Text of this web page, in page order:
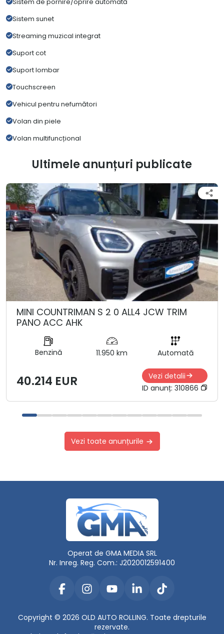
Sistem sunet
Streaming muzical integrat
Suport cot
Suport lombar
Touchscreen
Vehicul pentru nefumători
Volan din piele
Volan multifuncțional
Ultimele anunțuri publicate
MINI COUNTRIMAN S 2 0 ALL4 JCW TRIM
PANO ACC AHK
Benzină 11.950 km Automată
40.214 EUR
Vezi detalii
ID anunț: 310866
Vezi toate anunțurile
Operat de GMA MEDIA SRL
Nr. Inreg. Reg. Com.: J2020012591400
Copyright © 2026 OLD AUTO ROLLING. Toate drepturile
rezervate.